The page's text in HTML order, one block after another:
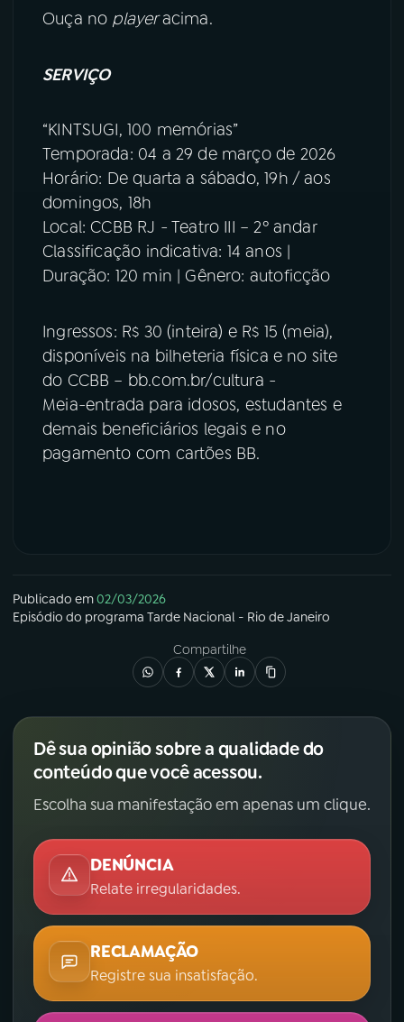
Ouça no playeracima.
SERVIÇO
“KINTSUGI, 100 memórias”
Temporada: 04 a 29 de março de 2026
Horário: De quarta a sábado, 19h / aos
domingos, 18h
Local: CCBB RJ - Teatro III – 2º andar
Classificação indicativa: 14 anos |
Duração: 120 min | Gênero: autoficção
Ingressos: R$ 30 (inteira) e R$ 15 (meia),
disponíveis na bilheteria física e no site
do CCBB – bb.com.br/cultura -
Meia-entrada para idosos, estudantes e
demais beneficiários legais e no
pagamento com cartões BB.
Publicado em02/03/2026
Episódio do programa Tarde Nacional - Rio de Janeiro
Compartilhe
Dê sua opinião sobre a qualidade do
conteúdo que você acessou.
Escolha sua manifestação em apenas um clique.
DENÚNCIA
Relate irregularidades.
RECLAMAÇÃO
Registre sua insatisfação.